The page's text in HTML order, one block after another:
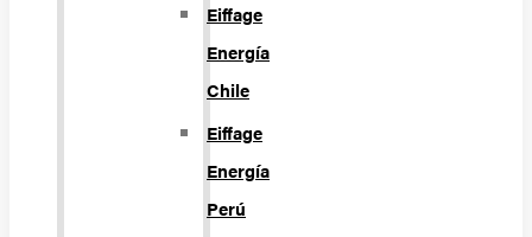
Eiffage
Energía
Chile
Eiffage
Energía
Perú